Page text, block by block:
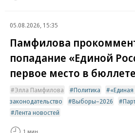
05.08.2026, 15:35
Памфилова
попадание «Единой
первое место в
Элла Памфилова Политика
законодательство
Выборы–2026
Лента новостей
1 мин.